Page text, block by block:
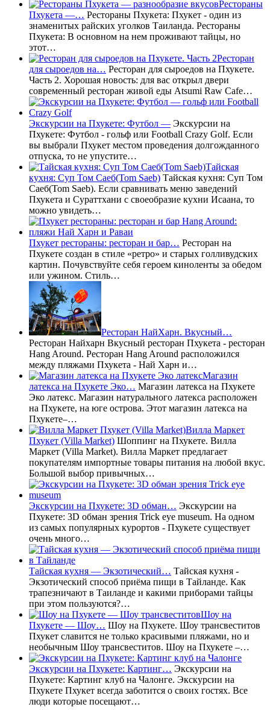
Рестораны
Пхукета —… Рестораны Пхукета: Пхукет - один из
знаменитых райских уголков Таиланда. Рестораны
Пхукета: В основном на нем проживают тайцы, но
этот…
Ресторан
для сыроедов на… Ресторан для сыроедов на Пхукете.
Часть 2. Хорошая новость: для вас открыл двери
современный ресторан живой еды Atsumi Raw Cafe…
Экскурсии на Пхукете: Футбол — Экскурсии на
Пхукете: Футбол - гольф или Football Crazy Golf. Если
вы выбрали Пхукет местом проведения долгожданного
отпуска, то не упустите…
Тайская
кухня: Суп Том Саеб(Tom Saeb) Тайская кухня: Суп Том
Саеб(Tom Saeb). Если сравнивать меню заведений
Пхукета и Сураттхани с своеобразие кухни Исаана, то
можно увидеть…
Пхукет рестораны: ресторан и бар… Ресторан на
Пхукете создан в стиле «ретро» и старых голливудских
картин. Почувствуйте себя героем киноленты за обедом
или ужином. Стиль…
Ресторан НайХарн. Вкусный…
Ресторан Найхарн Вкусный ресторан Пхукета - ресторан
Hang Around. Ресторан Hang Around расположился
между пляжами Пхукета - Най Харн и…
Магазин
латекса на Пхукете Эко… Магазин латекса на Пхукете
Эко латекс. Магазин натурального латекса расположен
на Пхукете, на юге острова. Этот магазин латекса на
Пхукете–…
Вилла Маркет
Пхукет (Villa Market) Шоппинг на Пхукете. Вилла
Маркет (Villa Market). Вилла Маркет предлагает
покупателям импортные товары питания на любой вкус.
Большой выбор привычных…
Экскурсии на Пхукете: 3D обман… Экскурсии на
Пхукете: 3D обман зрения Trick eye museum. На одном
из самых популярных курортов - Пхукете существует
очень много…
Тайская кухня — Экзотический… Тайская кухня -
Экзотический способ приёма пищи в Тайланде. Как
трапезничают в Таиланде и какими приборами тайцы
при этом пользуются?…
Шоу на
Пхукете — Шоу… Шоу на Пхукете. Шоу трансвеститов
Пхукет славится не только красивыми пляжами, но и
необычным Шоу трансвеститов. Шоу на Пхукете –…
Экскурсии на Пхукете: Картинг… Экскурсии на
Пхукете: Картинг клуб на Чалонге. Экскурсии на
Пхукете Пхукет всегда заботится о своих гостях. Все
люди которые посещают…